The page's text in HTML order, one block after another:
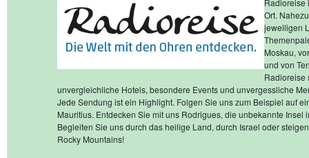
Radioreise
Ort.
jeweiligen
Moskau,
und von
Radioreise
unvergleichliche Hotels, besondere Events und unvergessliche
Jede Sendung ist ein Highlight. Folgen Sie uns zum Beispiel auf
Mauritius. Entdecken Sie mit uns Rodrigues, die unbekannte Insel
Begleiten Sie uns durch das heilige Land, durch Israel oder
Rocky Mountains!